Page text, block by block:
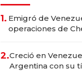
1. Emigró de
operaciones de
2.Creció en
Argentina con su